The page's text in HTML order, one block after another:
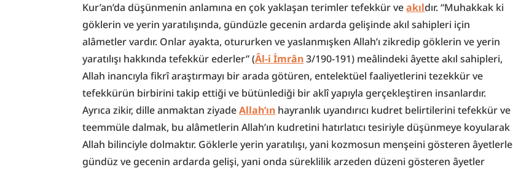
Kur’an’da düşünmenin anlamına en çok yaklaşan terimler tefekkür ve akıldır. “Muhakkak ki
göklerin ve yerin yaratılışında, gündüzle gecenin ardarda gelişinde akıl sahipleri için
alâmetler vardır. Onlar ayakta, otururken ve yaslanmışken Allah’ı zikredip göklerin ve yerin
yaratılışı hakkında tefekkür ederler” (Âl-i İmrân 3/190-191) meâlindeki âyette akıl sahipleri,
Allah inancıyla fikrî araştırmayı bir arada götüren, entelektüel faaliyetlerini tezekkür ve
tefekkürün birbirini takip ettiği ve bütünlediği bir aklî yapıyla gerçekleştiren insanlardır.
Ayrıca zikir, dille anmaktan ziyade Allah’ın hayranlık uyandırıcı kudret belirtilerini tefekkür ve
teemmüle dalmak, bu alâmetlerin Allah’ın kudretini hatırlatıcı tesiriyle düşünmeye koyularak
Allah bilinciyle dolmaktır. Göklerle yerin yaratılışı, yani kozmosun menşeini gösteren âyetlerle
gündüz ve gecenin ardarda gelişi, yani onda süreklilik arzeden düzeni gösteren âyetler